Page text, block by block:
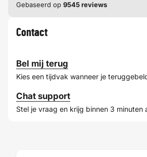
Gebaseerd op 9545 reviews
Contact
Bel mij terug
Kies een tijdvak wanneer je
Chat support
Stel je vraag en krijg binnen 3 minuten